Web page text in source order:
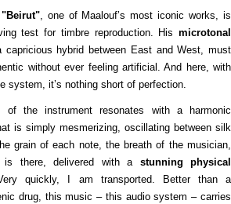
"Beirut", one of Maalouf’s most iconic works, is
test for timbre reproduction. His microtonal
capricious hybrid between East and West, must
without ever feeling artificial. And here, with
system, it’s nothing short of perfection.
of the instrument resonates with a harmonic
is simply mesmerizing, oscillating between silk
grain of each note, the breath of the musician,
is there, delivered with a stunning physical
quickly, I am transported. Better than a
drug, this music – this audio system – carries